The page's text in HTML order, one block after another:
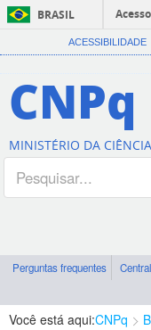
BRASIL
ACESSIBILIDADE
CNPq
MINISTÉRIO DA
Perguntas frequentes
Você está aqui:CNPq